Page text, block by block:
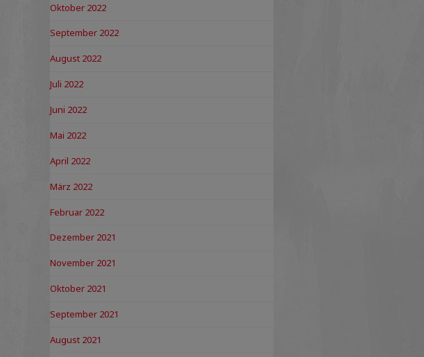
Oktober 2022
September 2022
August 2022
Juli 2022
Juni 2022
Mai 2022
April 2022
März 2022
Februar 2022
Dezember 2021
November 2021
Oktober 2021
September 2021
August 2021